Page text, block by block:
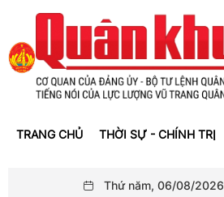
TRANG CHỦ THỜI SỰ - CHÍNH TRỊ
Thứ năm, 06/08/2026